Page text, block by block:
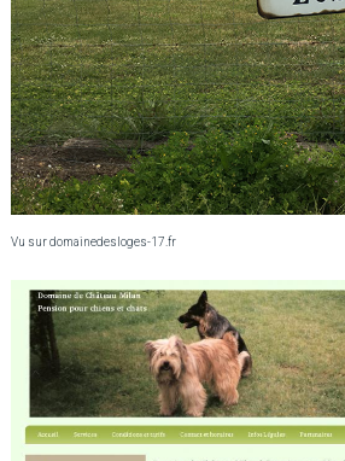
Vu sur domainedesloges-17.fr